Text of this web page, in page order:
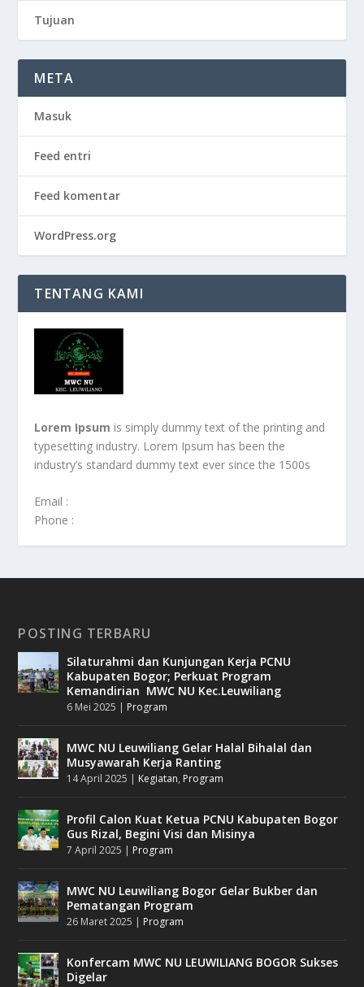
Tujuan
META
Masuk
Feed entri
Feed komentar
WordPress.org
TENTANG KAMI
Lorem Ipsum is simply dummy text of the printing and
typesetting industry. Lorem Ipsum has been the
industry’s standard dummy text ever since the 1500s
Email :
Phone :
POSTING TERBARU
Silaturahmi dan Kunjungan Kerja PCNU
Kabupaten Bogor; Perkuat Program
Kemandirian MWC NU Kec.Leuwiliang
6 Mei 2025 | Program
MWC NU Leuwiliang Gelar Halal Bihalal dan
Musyawarah Kerja Ranting
14 April 2025 | Kegiatan, Program
Profil Calon Kuat Ketua PCNU Kabupaten Bogor
Gus Rizal, Begini Visi dan Misinya
7 April 2025 | Program
MWC NU Leuwiliang Bogor Gelar Bukber dan
Pematangan Program
26 Maret 2025 | Program
Konfercam MWC NU LEUWILIANG BOGOR Sukses
Digelar